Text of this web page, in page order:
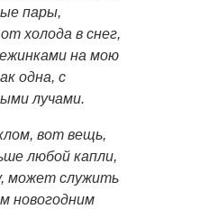
пары,
холода в снег,
на мою
одна, с
лучами.
вот вещь,
любой капли,
может служить
новогодним